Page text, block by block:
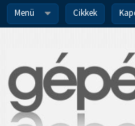
Menü Cikkek